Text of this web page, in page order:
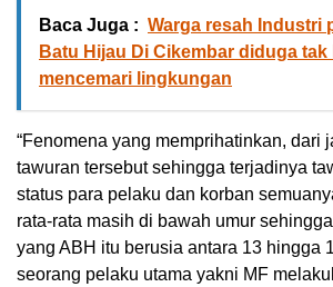
Baca Juga : Warga resah Industri
Batu Hijau Di Cikembar diduga
mencemari lingkungan
“Fenomena yang memprihatinkan, dari
tawuran tersebut sehingga terjadinya
status para pelaku dan korban
rata-rata masih di bawah umur
yang ABH itu berusia antara 13 hingga
seorang pelaku utama yakni MF